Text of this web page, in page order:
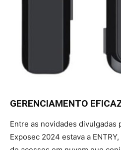
GERENCIAMENTO
Entre as novidades divulgadas
Exposec 2024 estava a